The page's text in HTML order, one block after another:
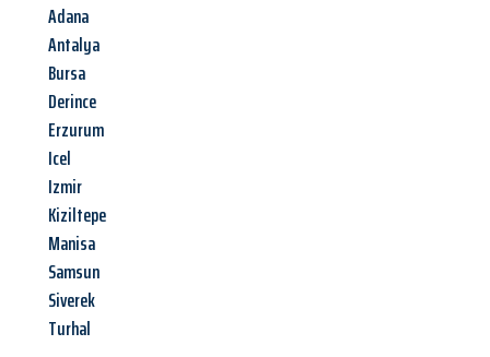
Adana
Antalya
Bursa
Derince
Erzurum
Icel
Izmir
Kiziltepe
Manisa
Samsun
Siverek
Turhal